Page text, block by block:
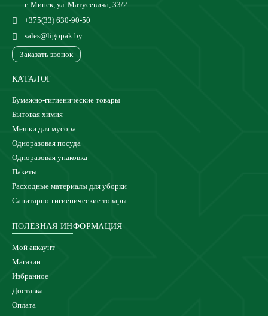
г. Минск, ул. Матусевича, 33/2
+375(33) 630-90-50
sales@ligopak.by
Заказать звонок
КАТАЛОГ
Бумажно-гигиенические товары
Бытовая химия
Мешки для мусора
Одноразовая посуда
Одноразовая упаковка
Пакеты
Расходные материалы для уборки
Санитарно-гигиенические товары
ПОЛЕЗНАЯ ИНФОРМАЦИЯ
Мой аккаунт
Магазин
Избранное
Доставка
Оплата